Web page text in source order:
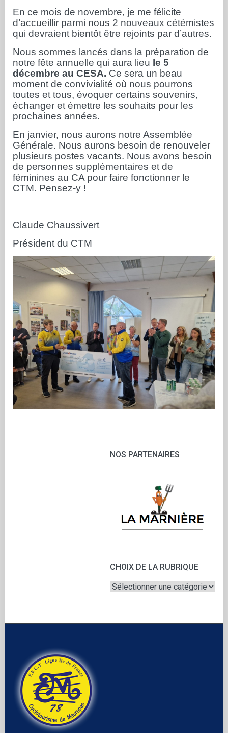
En ce mois de novembre, je me félicite
d’accueillir parmi nous 2 nouveaux cétémistes
qui devraient bientôt être rejoints par d’autres.
Nous sommes lancés dans la préparation de
notre fête annuelle qui aura lieu le 5
décembre au CESA. Ce sera un beau
moment de convivialité où nous pourrons
toutes et tous, évoquer certains souvenirs,
échanger et émettre les souhaits pour les
prochaines années.
En janvier, nous aurons notre Assemblée
Générale. Nous aurons besoin de renouveler
plusieurs postes vacants. Nous avons besoin
de personnes supplémentaires et de
féminines au CA pour faire fonctionner le
CTM. Pensez-y !
Claude Chaussivert
Président du CTM
NOS PARTENAIRES
CHOIX DE LA RUBRIQUE